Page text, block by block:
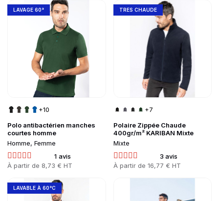
Liste des produits
Polo antibactérien manches
courtes homme
Homme, Femme
1 avis
Prix
À partir de 8,73 € HT
LAVAGE 60°
+10
Go to product page
Polaire Zippée Chaude
400gr/m² KARIBAN Mixte
Mixte
3 avis
Prix
À partir de 16,77 € HT
TRES CHAUDE
+7
Go to product page
LAVABLE À 60°C
Go to product page